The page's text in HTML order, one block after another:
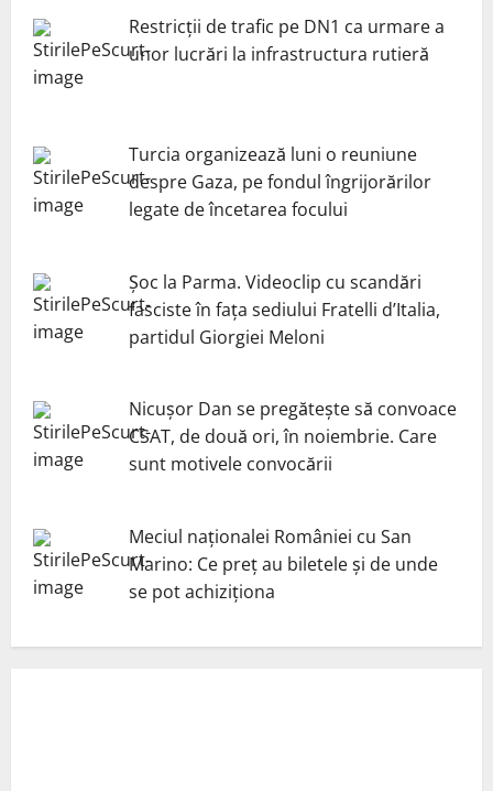
Restricții de trafic pe DN1 ca urmare a
unor lucrări la infrastructura rutieră
Turcia organizează luni o reuniune
despre Gaza, pe fondul îngrijorărilor
legate de încetarea focului
Șoc la Parma. Videoclip cu scandări
fasciste în fața sediului Fratelli d’Italia,
partidul Giorgiei Meloni
Nicuşor Dan se pregăteşte să convoace
CSAT, de două ori, în noiembrie. Care
sunt motivele convocării
Meciul naționalei României cu San
Marino: Ce preț au biletele și de unde
se pot achiziționa